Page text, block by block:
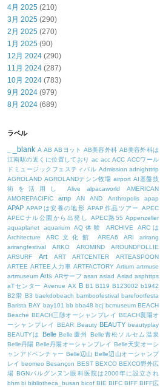
4月 2025 (210)
3月 2025 (290)
2月 2025 (270)
1月 2025 (90)
12月 2024 (290)
11月 2024 (287)
10月 2024 (783)
9月 2024 (979)
8月 2024 (689)
ラベル
_blank A AB ABヨット AB美容外科 AB美容外科は
江南駅の近くに位置しており ac acc ACC ACCワール
ドミュージックフェスティバル Admission adnighttrip
AGROLAND AGROLANDテシン牧場 airport AI基盤技
術を活用し
Alive alpacaworld
AMERICAN
AMOREPACIFIC
amp AN AND Anthropolis apap
APAP APAPは安養の地形 APAP作品ツアー
APEC
APECナル公園から出発し
APEC路55 Appenzeller
aquaplanet
aquarium AQ体験 ARCHIVE
ARCは
Architecture
ARC文化館 AREA6 ARI
arirang
arirangfestival
ARKO AROMIND
AROUNDFOLLIE
ARSURF
Art ART ARTCENTER
ARTEASPOON
ARTEE ARTEE人力車 ARTFACTORY Artium artmuse
artmuseum Arts ARサーフ asan asiad Asiad asphttps
aTセンター Avenue AX B B1 B119 B123002 b1942
B2階 B3 baekdobeach bamboofestival barefootfesta
Barista BAY bay101 bb bba48 bcj bcmuseum BEACH
Beache BEACH三陟オーシャンプレイ BEACH襄陽オ
ーシャンプレイ
BEAR Beauty BEAUTY beautyplay
BEAUTYは
Belle Belle慶州
Belle青松ソルセム温泉
Belle丹陽 Belle丹陽オーシャンプレイ Belle天安オーシ
ャンアドベンチャー Belle辺山 Belle辺山オーシャンプ
レイ beomeo Besançon BEST BEXCO BEXCO野外広
場 BGNパルグンヌン眼科医院は2000年に設立され
bhm bi bibliotheca_busan bicof BIE BIFC BIFF BIFF広